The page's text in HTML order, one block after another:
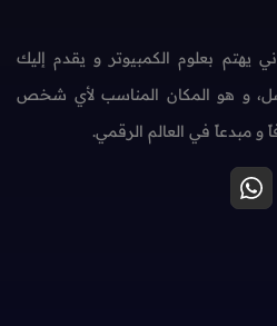
بعلوم الكمبيوتر و يقدم إليك
و هو المكان المناسب لأي شخص
مبدعاً في العالم الرقمي.